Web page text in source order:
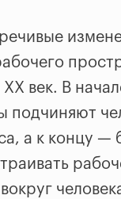
век. В
подчиняют
а к концу —